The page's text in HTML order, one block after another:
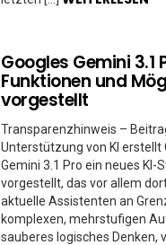
Googles Gemini 3.1
Funktionen und
vorgestellt
Transparenzhinweis –
Unterstützung von KI erstellt
Gemini 3.1 Pro ein neues KI-
vorgestellt, das vor allem
aktuelle Assistenten an
komplexen, mehrstufigen
sauberes logisches Denken,